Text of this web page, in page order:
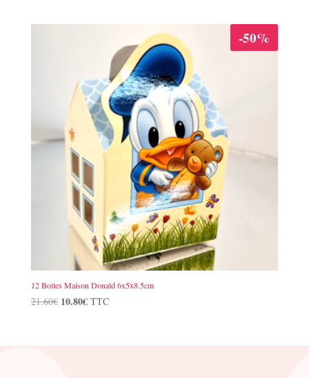
-50%
12 Boites Maison Donald 6x5x8.5cm
21.60€ Le
10.80€Le
TTC